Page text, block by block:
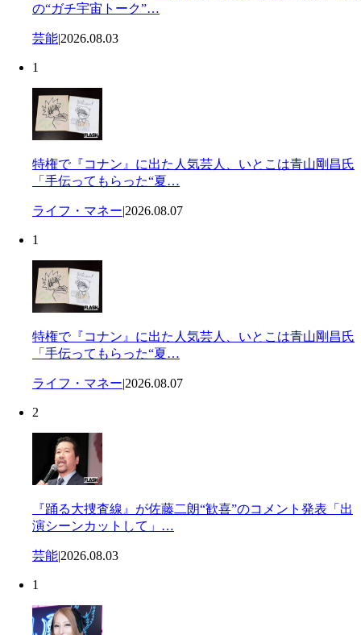
の“ガチ宇宙トーク”…
芸能|2026.08.03
1
特権で『コナン』に出た人気芸人、いとこは青山剛昌氏
「手伝ってもらった“夏…
ライフ・マネー|2026.08.07
1
特権で『コナン』に出た人気芸人、いとこは青山剛昌氏
「手伝ってもらった“夏…
ライフ・マネー|2026.08.07
2
『踊る大捜査線』が佐藤二朗“歓喜”のコメント発表「出
演シーンカットして」…
芸能|2026.08.03
1